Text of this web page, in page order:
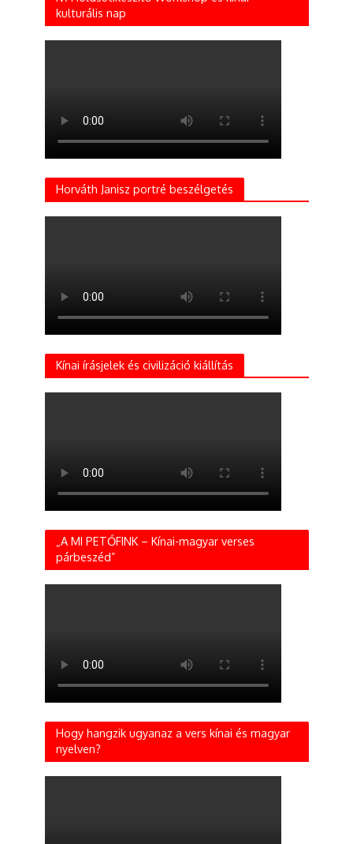
kulturális nap
Horváth Janisz portré beszélgetés
Kínai írásjelek és civilizáció kiállítás
„A MI PETŐFINK – Kínai-magyar verses
párbeszéd”
Hogy hangzik ugyanaz a vers kínai és magyar
nyelven?